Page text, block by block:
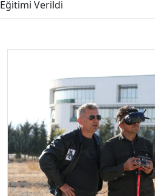
Eğitimi Verildi